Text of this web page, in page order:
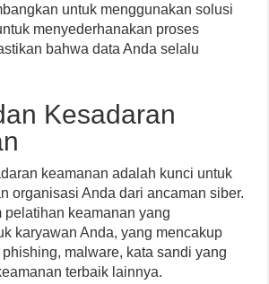
untuk menggunakan solusi
menyederhanakan proses
bahwa data Anda selalu
Kesadaran
keamanan adalah kunci untuk
organisasi Anda dari ancaman siber.
pelatihan keamanan yang
karyawan Anda, yang mencakup
malware, kata sandi yang
terbaik lainnya.